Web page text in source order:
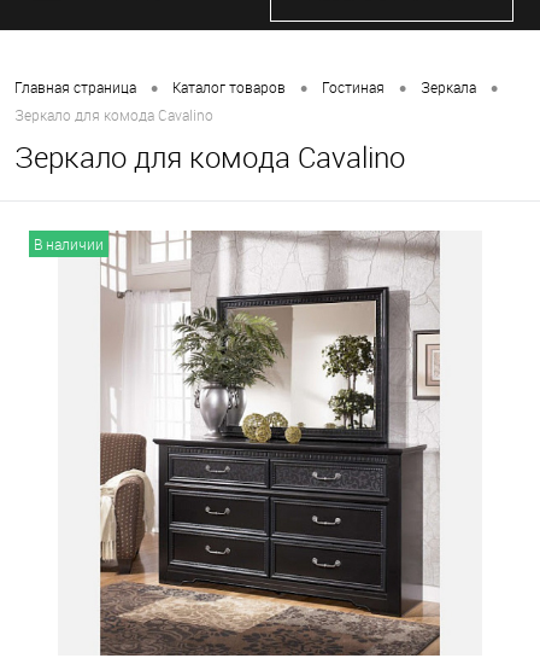
Главная страница • Каталог товаров • Гостиная • Зеркала •
Зеркало для комода Cavalino
Зеркало для комода Cavalino
В наличии